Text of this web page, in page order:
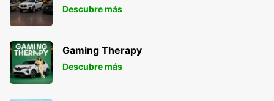
Descubre más
Gaming Therapy
Descubre más